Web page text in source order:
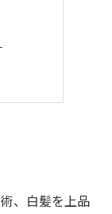
、白髪を上品